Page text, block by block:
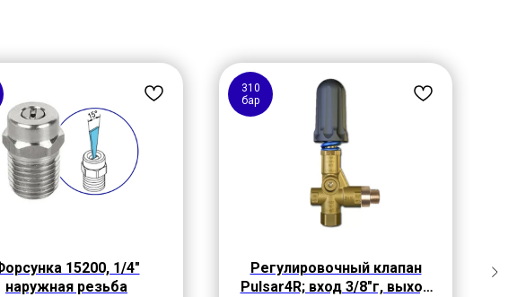
15200, 1/4"
наружная резьба
310
бар
Регулировочный клапан
Pulsar4R; вход 3/8"г, выход